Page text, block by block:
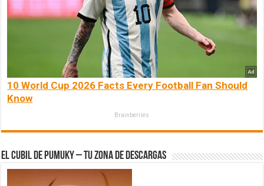
10 World Cup 2026 Facts Every Football Fan Should
Know
Brainberries
El Cubil de Pumuky – Tu zona de Descargas